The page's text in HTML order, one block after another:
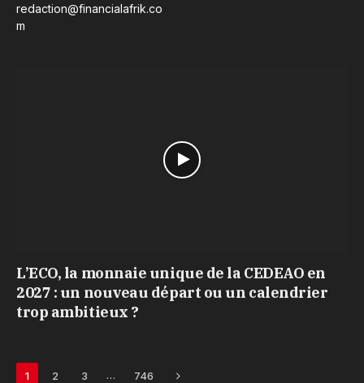
redaction@financialafrik.co
m
L’ECO, la monnaie unique de la CEDEAO en
2027 : un nouveau départ ou un calendrier
trop ambitieux ?
1 2 3 … 746 Next